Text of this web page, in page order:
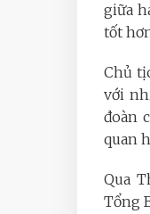
giữa
tốt
Chủ
với
đoàn
quan
Qua
Tổng